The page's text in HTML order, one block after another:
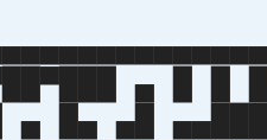
▄ █ █
▄ █▄ ▄█